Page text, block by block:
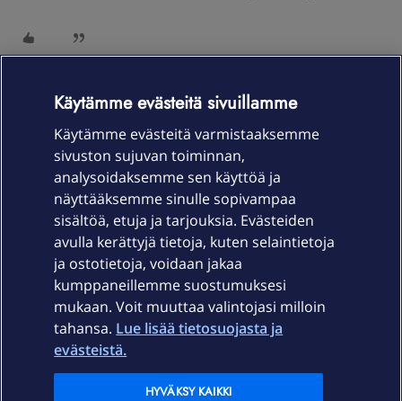
HTK12
Se laittamani screenshotti oli modeemin resetoinnin
jälkeen. Tässä yhden päivän jälkeen…
Käytämme evästeitä sivuillamme
Käytämme evästeitä varmistaaksemme
sivuston sujuvan toiminnan,
analysoidaksemme sen käyttöä ja
näyttääksemme sinulle sopivampaa
sisältöä, etuja ja tarjouksia. Evästeiden
avulla kerättyjä tietoja, kuten selaintietoja
ja ostotietoja, voidaan jakaa
kumppaneillemme suostumuksesi
mukaan. Voit muuttaa valintojasi milloin
tahansa. Lue lisää tietosuojasta ja
evästeistä.
HYVÄKSY KAIKKI